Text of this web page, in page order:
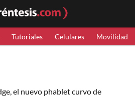
Tutoriales Celulares Movilidad